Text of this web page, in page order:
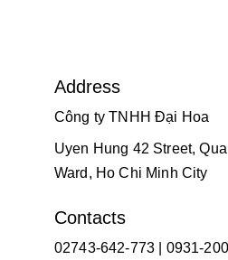
Address
Công ty TNHH Đại Hoa
Uyen Hung 42 Street,
Ward, Ho Chi Minh City
Contacts
02743-642-773 | 0931-